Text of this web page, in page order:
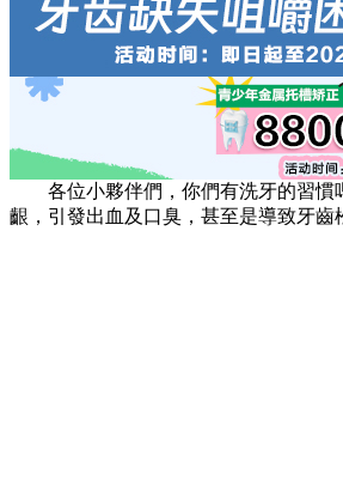
各位小夥伴們，你們有洗牙的習慣嗎
齦，引發出血及口臭，甚至是導致牙